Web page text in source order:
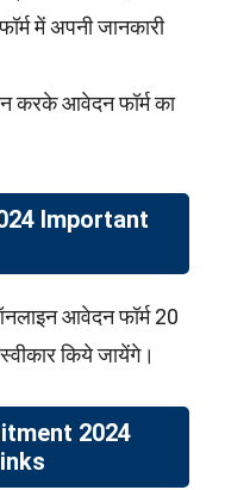
में अपनी जानकारी
करके आवेदन फॉर्म का
Important
आवेदन फॉर्म 20
किये जायेंगे।
2024